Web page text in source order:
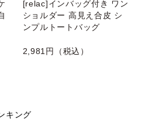
[relac]インバッグ付き ワン
ショルダー 高見え合皮 シ
ンプルトートバッグ
2,981円（税込）
キング